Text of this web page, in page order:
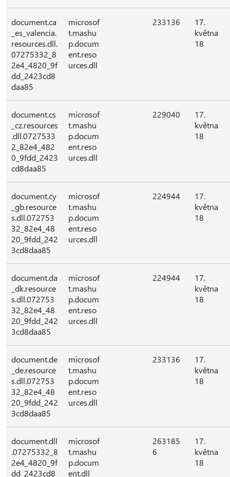
document.ca
_es_valencia.
resources.dll.
07275332_8
2e4_4820_9f
dd_2423cd8
daa85
microsof
t.mashu
p.docum
ent.reso
urces.dll
233136
17.
května
18
document.cs
_cz.resources
.dll.0727533
2_82e4_482
0_9fdd_2423
cd8daa85
microsof
t.mashu
p.docum
ent.reso
urces.dll
229040
17.
května
18
document.cy
_gb.resource
s.dll.072753
32_82e4_48
20_9fdd_242
3cd8daa85
microsof
t.mashu
p.docum
ent.reso
urces.dll
224944
17.
května
18
document.da
_dk.resource
s.dll.072753
32_82e4_48
20_9fdd_242
3cd8daa85
microsof
t.mashu
p.docum
ent.reso
urces.dll
224944
17.
května
18
document.de
_de.resource
s.dll.072753
32_82e4_48
20_9fdd_242
3cd8daa85
microsof
t.mashu
p.docum
ent.reso
urces.dll
233136
17.
května
18
document.dll
.07275332_8
2e4_4820_9f
dd_2423cd8
microsof
t.mashu
p.docum
ent.dll
263185
6
17.
května
18